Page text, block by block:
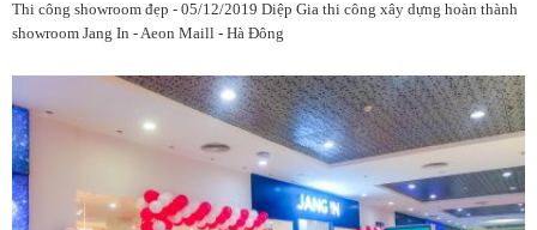
Thi công showroom đẹp - 05/12/2019 Diệp Gia thi công xây dựng hoàn thành
showroom Jang In - Aeon Maill - Hà Đông